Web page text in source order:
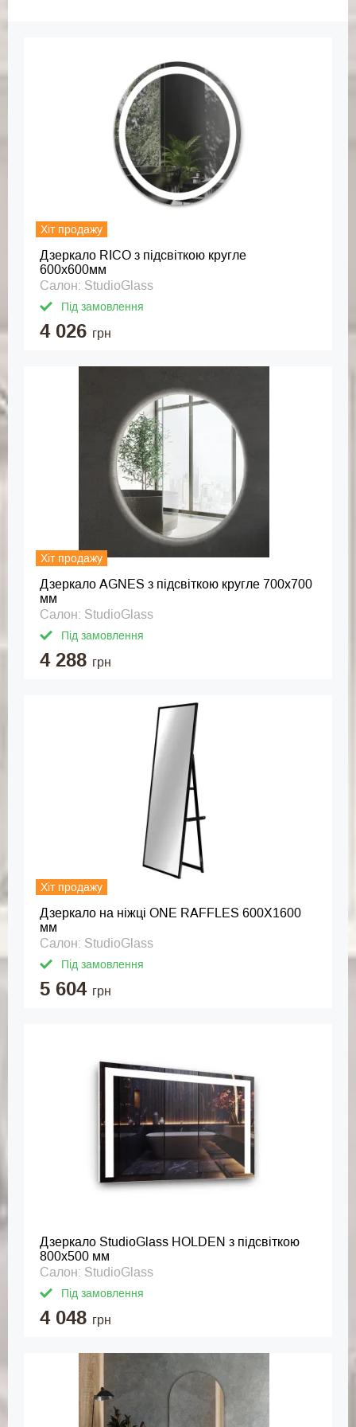
деталей в рази більший, незалежно від місця
встановлення душової, або ж якості миючих засобів.
Така фурнітура стійка до корозії та іржі.
StudioGlass - це насамперед впевненість у якості. На
кожен виріб ми надаємо гарантію: на дзеркала - 3 роки,
на душові кабіни - 5 років з моменту отримання.
Хіт продажу
Дзеркало RICO з підсвіткою кругле
600x600мм
Салон: StudioGlass
Під замовлення
4 026 грн
Хіт продажу
Дзеркало AGNES з підсвіткою кругле 700x700
мм
Салон: StudioGlass
Під замовлення
4 288 грн
Хіт продажу
Дзеркало на ніжці ONE RAFFLES 600X1600
мм
Салон: StudioGlass
Під замовлення
5 604 грн
Дзеркало StudioGlass HOLDEN з підсвіткою
800x500 мм
Салон: StudioGlass
Під замовлення
4 048 грн